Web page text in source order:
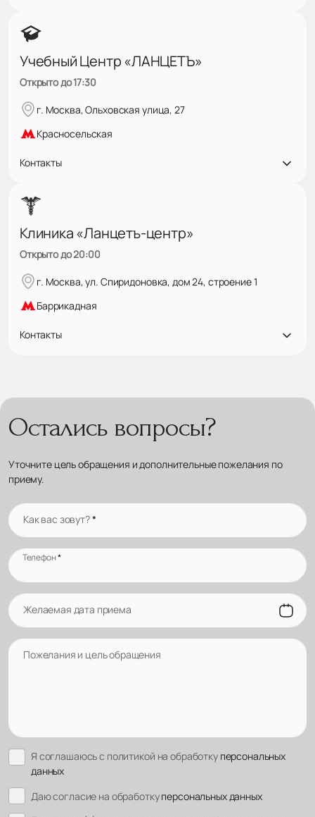
Учебный Центр «ЛАНЦЕТЪ»
Открыто до 17:30
г. Москва, Ольховская улица, 27
Красносельская
Контакты
Клиника «Ланцетъ-центр»
Открыто до 20:00
г. Москва, ул. Спиридоновка, дом 24, строение 1
Баррикадная
Контакты
Остались вопросы?
Уточните цель обращения и дополнительные пожелания по
приему.
Как вас зовут?*
Телефон*
Желаемая дата приема
Пожелания и цель обращения
Я соглашаюсь с политикой на обработку персональных
данных
Даю согласие на обработкуперсональных данных